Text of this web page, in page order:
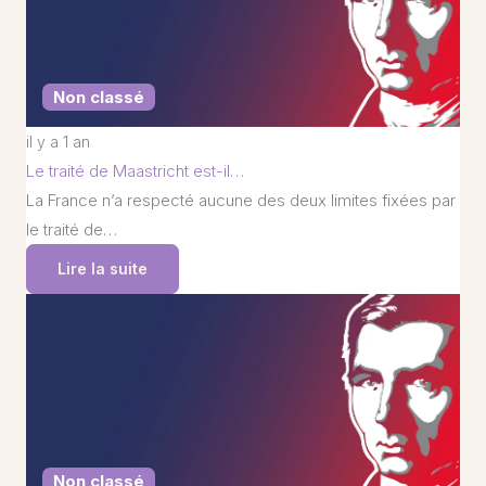
Non classé
il y a 1 an
Le traité de Maastricht est-il…
La France n’a respecté aucune des deux limites fixées par
le traité de…
Lire la suite
Non classé